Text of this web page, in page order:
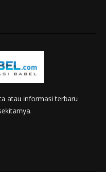
atau informasi terbaru